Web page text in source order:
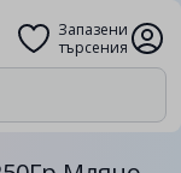
Запазени
търсения